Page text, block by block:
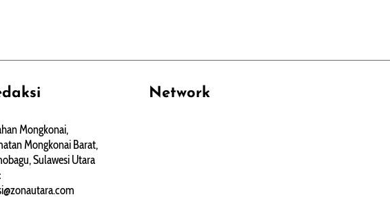
Mongkonai,
Mongkonai Barat,
Sulawesi Utara
Network